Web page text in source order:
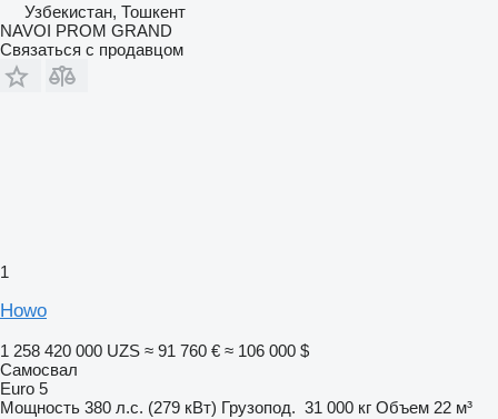
Узбекистан, Тошкент
NAVOI PROM GRAND
Связаться с продавцом
1
Howo
1 258 420 000 UZS ≈ 91 760 € ≈ 106 000 $
Самосвал
Euro 5
Мощность 380 л.с. (279 кВт) Грузопод. 31 000 кг Объем 22 м³